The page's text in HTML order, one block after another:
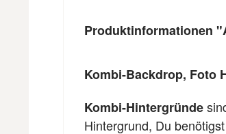
Produktinformationen
Kombi-Backdrop, Foto
Kombi-Hintergründe
Hintergrund, Du